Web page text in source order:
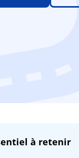
à retenir